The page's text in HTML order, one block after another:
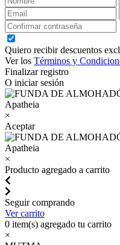
Quiero recibir descuentos
Ver los Términos y
Finalizar registro
O iniciar sesión
×
Aceptar
×
Producto agregado a carrito
Seguir comprando
Ver carrito
0 item(s) agregado tu carrito
×